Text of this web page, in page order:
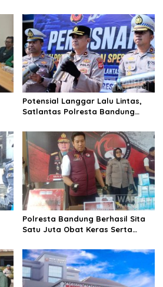
Potensial Langgar Lalu Lintas,
Satlantas Polresta Bandung
Brong
Polresta Bandung Berhasil Sita
Satu Juta Obat Keras Serta